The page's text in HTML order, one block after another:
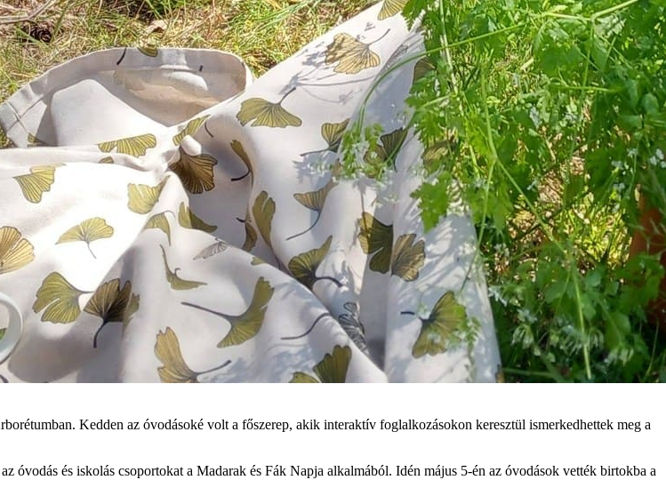
Kedden az óvodásoké volt a főszerep, akik interaktív foglalkozásokon keresztül ismerkedhettek meg a
és iskolás csoportokat a Madarak és Fák Napja alkalmából. Idén május 5-én az óvodások vették birtokba a